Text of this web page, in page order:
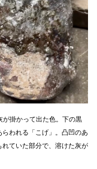
が掛かって出た色。下の黒
われる「こげ」。凸凹のあ
ていた部分で、溶けた灰が